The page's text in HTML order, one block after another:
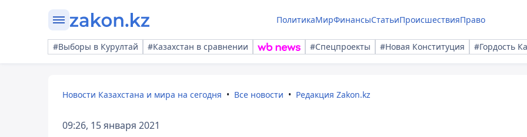
ПолитикаМирФинансыСтатьиПроисшествияПраво
#Выборы в Курултай #Казахстан в сравнении #Спецпроекты #Новая Конституция #Гордость
Новости Казахстана и мира на сегодня Все новости Редакция Zakon.kz
09:26, 15 января 2021